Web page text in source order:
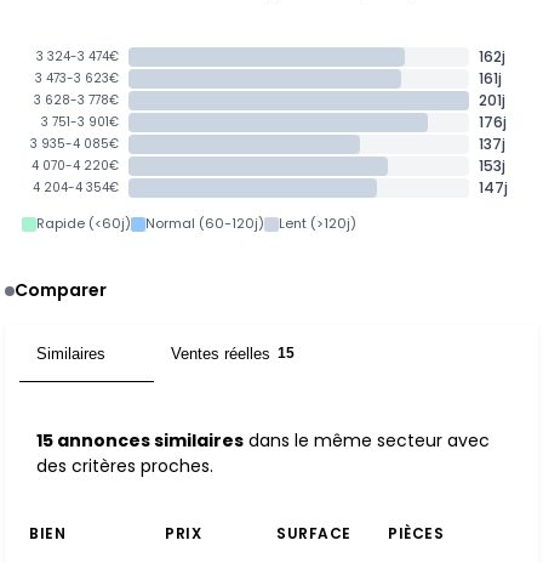
3 324-3 474€ 162j
3 473-3 623€ 161j
3 628-3 778€ 201j
3 751-3 901€ 176j
3 935-4 085€ 137j
4 070-4 220€ 153j
4 204-4 354€ 147j
Rapide (<60j) Normal (60-120j) Lent (>120j)
Comparer
Similaires Ventes réelles 15
15 annonces similaires dans le même secteur avec
des critères proches.
BIEN PRIX SURFACE
PIÈCES